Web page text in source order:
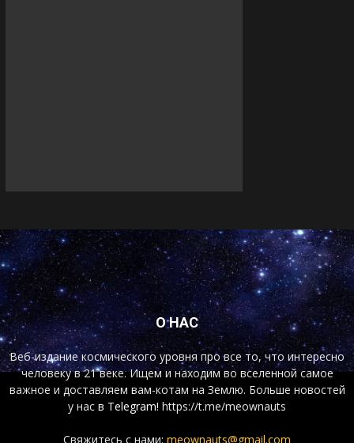
О НАС
Веб-издание космического уровня про все то, что интересно
человеку в 21 веке. Ищем и находим во вселенной самое
важное и доставляем вам-котам на Землю. Больше новостей
у нас в Telegram! https://t.me/meownauts
Свяжитесь с нами: meownauts@gmail.com